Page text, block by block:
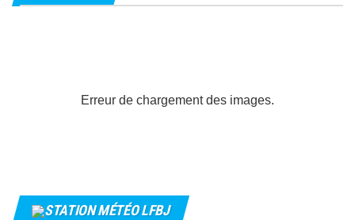
Erreur de chargement des images.
STATION MÉTÉO LFBJ